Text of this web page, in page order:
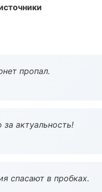
пропал.
актуальность!
спасают в пробках.